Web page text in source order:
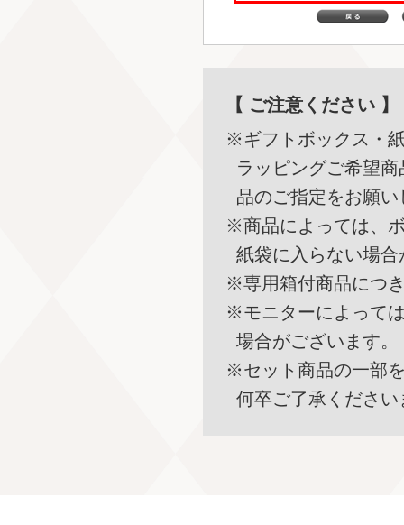
【 ご注意ください 】
※ギフトボックス・
ラッピングご希望
品のご指定をお願い
※商品によっては、
紙袋に入らない場
※専用箱付商品につ
※モニターによって
場合がございます。
※セット商品の一部
何卒ご了承ください